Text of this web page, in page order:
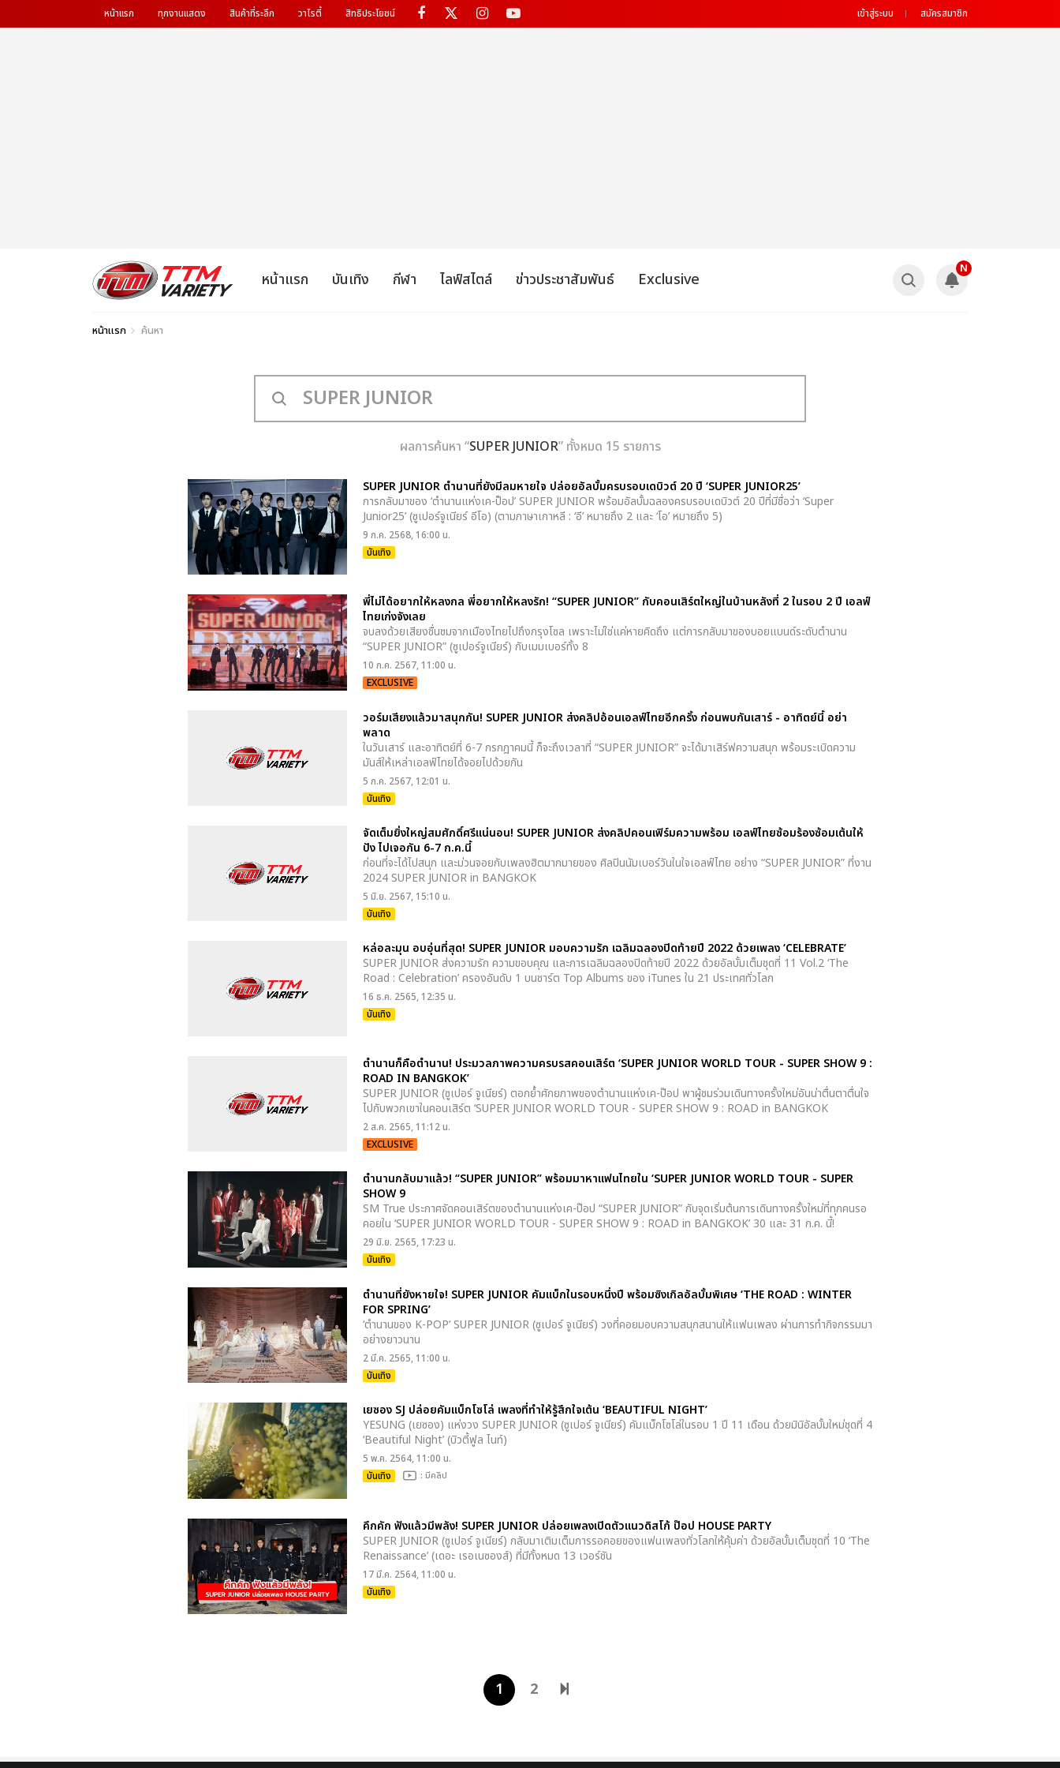
หน้าแรก ทุกงานแสดง สินค้าที่ระลึก วาไรตี้ สิทธิประโยชน์ เข้าสู่ระบบ สมัครสมาชิก
หน้าแรก บันเทิง กีฬา ไลฟ์สไตล์ ข่าวประชาสัมพันธ์ Exclusive
N
หน้าแรก ค้นหา
ผลการค้นหา “SUPER JUNIOR” ทั้งหมด 15 รายการ
SUPER JUNIOR ตำนานที่ยังมีลมหายใจ ปล่อยอัลบั้มครบรอบเดบิวต์ 20 ปี ‘SUPER JUNIOR25’
การกลับมาของ ‘ตำนานแห่งเค-ป็อป’ SUPER JUNIOR พร้อมอัลบั้มฉลองครบรอบเดบิวต์ 20 ปีที่มีชื่อว่า ‘Super
Junior25’ (ซูเปอร์จูเนียร์ อีโอ) (ตามภาษาเกาหลี : ‘อี’ หมายถึง 2 และ ‘โอ’ หมายถึง 5)
9 ก.ค. 2568, 16:00 น.
บันเทิง
พี่ไม่ได้อยากให้หลงกล พี่อยากให้หลงรัก! “SUPER JUNIOR” กับคอนเสิร์ตใหญ่ในบ้านหลังที่ 2 ในรอบ 2 ปี เอลฟ์
ไทยเก่งจังเลย
จบลงด้วยเสียงชื่นชมจากเมืองไทยไปถึงกรุงโซล เพราะไม่ใช่แค่หายคิดถึง แต่การกลับมาของบอยแบนด์ระดับตำนาน
“SUPER JUNIOR” (ซูเปอร์จูเนียร์) กับเมมเบอร์ทั้ง 8
10 ก.ค. 2567, 11:00 น.
EXCLUSIVE
วอร์มเสียงแล้วมาสนุกกัน! SUPER JUNIOR ส่งคลิปอ้อนเอลฟ์ไทยอีกครั้ง ก่อนพบกันเสาร์ - อาทิตย์นี้ อย่า
พลาด
ในวันเสาร์ และอาทิตย์ที่ 6-7 กรกฎาคมนี้ ก็จะถึงเวลาที่ “SUPER JUNIOR” จะได้มาเสิร์ฟความสนุก พร้อมระเบิดความ
มันส์ให้เหล่าเอลฟ์ไทยได้จอยไปด้วยกัน
5 ก.ค. 2567, 12:01 น.
บันเทิง
จัดเต็มยิ่งใหญ่สมศักดิ์ศรีแน่นอน! SUPER JUNIOR ส่งคลิปคอนเฟิร์มความพร้อม เอลฟ์ไทยซ้อมร้องซ้อมเต้นให้
ปัง ไปเจอกัน 6-7 ก.ค.นี้
ก่อนที่จะได้ไปสนุก และม่วนจอยกับเพลงฮิตมากมายของ ศิลปินนัมเบอร์วันในใจเอลฟ์ไทย อย่าง “SUPER JUNIOR” ที่งาน
2024 SUPER JUNIORin BANGKOK
5 มิ.ย. 2567, 15:10 น.
บันเทิง
หล่อละมุน อบอุ่นที่สุด! SUPER JUNIOR มอบความรัก เฉลิมฉลองปิดท้ายปี 2022 ด้วยเพลง ‘CELEBRATE’
SUPER JUNIOR ส่งความรัก ความขอบคุณ และการเฉลิมฉลองปิดท้ายปี 2022 ด้วยอัลบั้มเต็มชุดที่ 11 Vol.2 ‘The
Road : Celebration’ ครองอันดับ 1 บนชาร์ต Top Albums ของ iTunes ใน 21 ประเทศทั่วโลก
16 ธ.ค. 2565, 12:35 น.
บันเทิง
ตำนานก็คือตำนาน! ประมวลภาพความครบรสคอนเสิร์ต ‘SUPER JUNIOR WORLD TOUR - SUPER SHOW 9 :
ROAD IN BANGKOK’
SUPER JUNIOR (ซูเปอร์ จูเนียร์) ตอกย้ำศักยภาพของตำนานแห่งเค-ป๊อป พาผู้ชมร่วมเดินทางครั้งใหม่อันน่าตื่นตาตื่นใจ
ไปกับพวกเขาในคอนเสิร์ต ‘SUPER JUNIOR WORLD TOUR - SUPER SHOW 9 : ROAD in BANGKOK
2 ส.ค. 2565, 11:12 น.
EXCLUSIVE
ตำนานกลับมาแล้ว! “SUPER JUNIOR” พร้อมมาหาแฟนไทยใน ‘SUPER JUNIOR WORLD TOUR - SUPER
SHOW 9
SM True ประกาศจัดคอนเสิร์ตของตำนานแห่งเค-ป๊อป “SUPER JUNIOR” กับจุดเริ่มต้นการเดินทางครั้งใหม่ที่ทุกคนรอ
คอยใน ‘SUPER JUNIOR WORLD TOUR - SUPER SHOW 9 : ROAD in BANGKOK’ 30 และ 31 ก.ค. นี้!
29 มิ.ย. 2565, 17:23 น.
บันเทิง
ตำนานที่ยังหายใจ! SUPER JUNIOR คัมแบ็กในรอบหนึ่งปี พร้อมซิงเกิลอัลบั้มพิเศษ ‘THE ROAD : WINTER
FOR SPRING’
‘ตำนานของ K-POP’ SUPER JUNIOR (ซูเปอร์ จูเนียร์) วงที่คอยมอบความสนุกสนานให้แฟนเพลง ผ่านการทำกิจกรรมมา
อย่างยาวนาน
2 มี.ค. 2565, 11:00 น.
บันเทิง
เยซอง SJ ปล่อยคัมแบ็กโซโล่ เพลงที่ทำให้รู้สึกใจเต้น ‘BEAUTIFUL NIGHT’
YESUNG (เยซอง) แห่งวง SUPER JUNIOR (ซูเปอร์ จูเนียร์) คัมแบ็กโซโล่ในรอบ 1 ปี 11 เดือน ด้วยมินิอัลบั้มใหม่ชุดที่ 4
‘Beautiful Night’ (บิวตี้ฟูล ไนท์)
5 พ.ค. 2564, 11:00 น.
บันเทิง
: มีคลิป
คึกคัก ฟังแล้วมีพลัง! SUPER JUNIOR ปล่อยเพลงเปิดตัวแนวดิสโก้ ป๊อป HOUSE PARTY
SUPER JUNIOR (ซูเปอร์ จูเนียร์) กลับมาเติมเต็มการรอคอยของแฟนเพลงทั่วโลกให้คุ้มค่า ด้วยอัลบั้มเต็มชุดที่ 10 ‘The
Renaissance’ (เดอะ เรอเนซองส์) ที่มีทั้งหมด 13 เวอร์ชัน
17 มี.ค. 2564, 11:00 น.
บันเทิง
1 2